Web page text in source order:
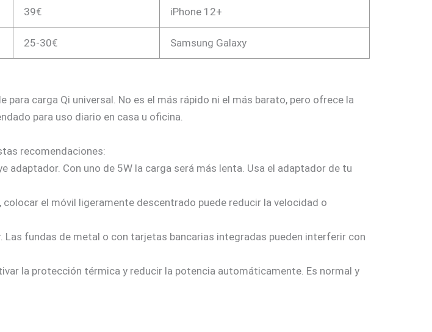
39€ iPhone 12+
25-30€ Samsung Galaxy
carga Qi universal. No es el más rápido ni el más barato, pero ofrece la
para uso diario en casa u oficina.
recomendaciones:
adaptador. Con uno de 5W la carga será más lenta. Usa el adaptador de tu
colocar el móvil ligeramente descentrado puede reducir la velocidad o
Las fundas de metal o con tarjetas bancarias integradas pueden interferir con
la protección térmica y reducir la potencia automáticamente. Es normal y